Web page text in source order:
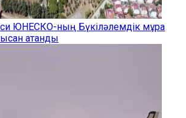
ЮНЕСКО-ның Бүкіләлемдік мұра
атанды